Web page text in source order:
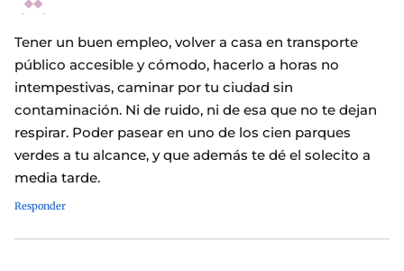
Tener un buen empleo, volver a casa en transporte
público accesible y cómodo, hacerlo a horas no
intempestivas, caminar por tu ciudad sin
contaminación. Ni de ruido, ni de esa que no te dejan
respirar. Poder pasear en uno de los cien parques
verdes a tu alcance, y que además te dé el solecito a
media tarde.
Responder